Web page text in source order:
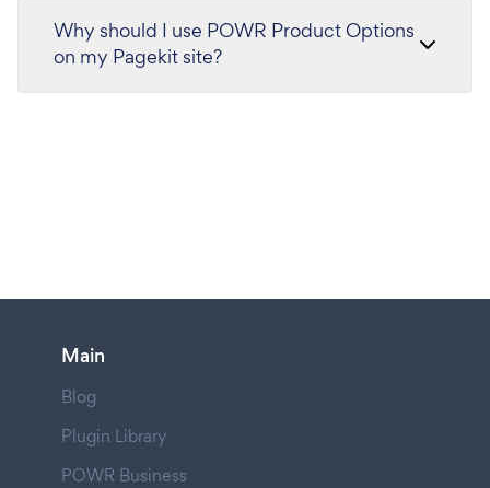
Why should I use POWR Product Options
on my Pagekit site?
Main
Blog
Plugin Library
POWR Business